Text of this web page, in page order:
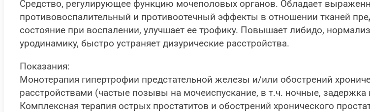
Средство, регулирующее функцию мочеполовых органов. Обладает
противовоспалительный и противоотечный эффекты в отношении тканей
состояние при воспалении, улучшает ее трофику. Повышает либидо,
уродинамику, быстро устраняет дизурические расстройства.
Показания:
Монотерапия гипертрофии предстательной железы и/или обострений
расстройствами (частые позывы на мочеиспускание, в т.ч. ночные,
Комплексная терапия острых простатитов и обострений хронического